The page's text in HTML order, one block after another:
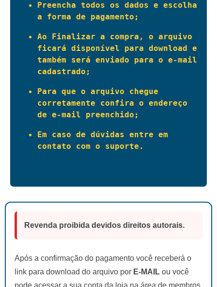
Preencha todos os dados e escolha
a forma de pagamento;
Ao Finalizar a compra, o arquivo
ficará disponível para download e
também será enviado para o e-mail
cadastrado;
Para que o arquivo chegue
corretamente confira o endereço
de e-mail preenchido;
Em caso de dúvidas entre em
contato com o suporte.
Revenda proibida devidos direitos autorais.
Após a confirmação do pagamento você receberá o
link para download do arquivo por E-MAIL ou você
pode acessar a sua conta da loja na área de membros.